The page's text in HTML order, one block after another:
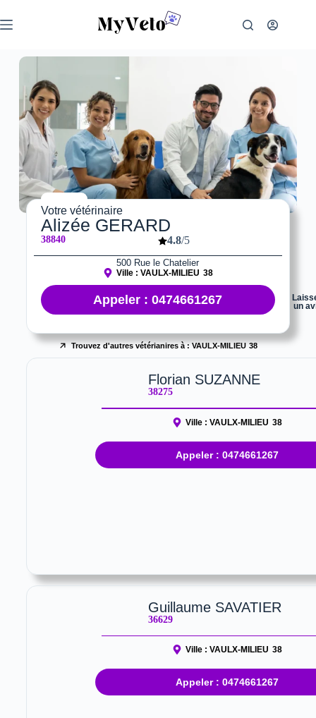
Votre vétérinaire
Alizée GERARD
38840 4.8/5
500 Rue le Chatelier
Ville : VAULX-MILIEU 38
Appeler : 0474661267
un
Trouvez d'autres vétérianires à :VAULX-MILIEU 38
Florian SUZANNE
38275
Ville : VAULX-MILIEU 38
Appeler : 0474661267
Guillaume SAVATIER
36629
Ville : VAULX-MILIEU 38
Appeler : 0474661267